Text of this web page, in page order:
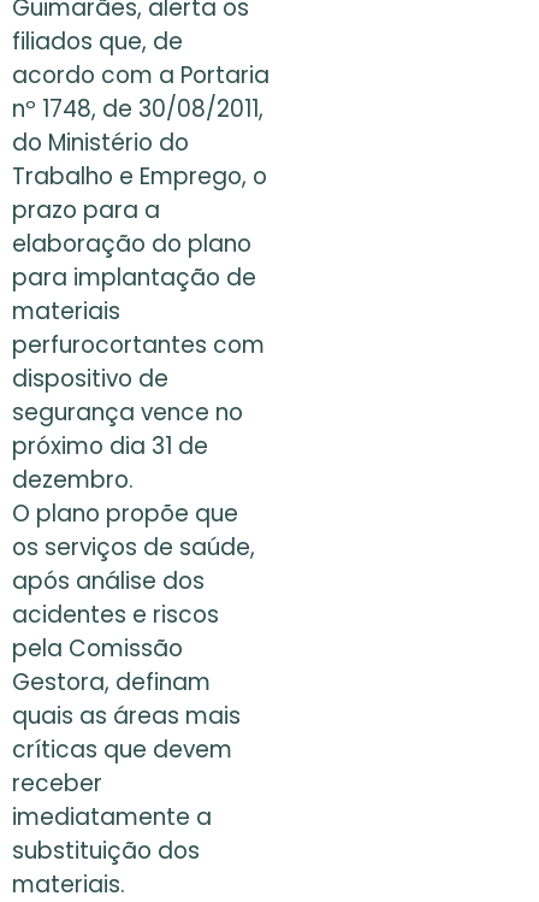
Guimarães, alerta os
filiados que, de
acordo com a Portaria
nº 1748, de 30/08/2011,
do Ministério do
Trabalho e Emprego, o
prazo para a
elaboração do plano
para implantação de
materiais
perfurocortantes com
dispositivo de
segurança vence no
próximo dia 31 de
dezembro.
O plano propõe que
os serviços de saúde,
após análise dos
acidentes e riscos
pela Comissão
Gestora, definam
quais as áreas mais
críticas que devem
receber
imediatamente a
substituição dos
materiais.